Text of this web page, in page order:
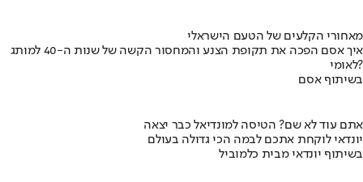
מאחורי הקלעים של הטעם הישראלי
איך אסם הפכה את תקופת הצנע והמחסור הקשה של שנות ה-40 למותג
לאומי?
בשיתוף אסם
אתם עוד לא שם? הטיסה למונדיאל כבר יצאה
יונדאי לוקחת אתכם לבמה הכי גדולה בעולם
בשיתוף יונדאי מבית כלמוביל